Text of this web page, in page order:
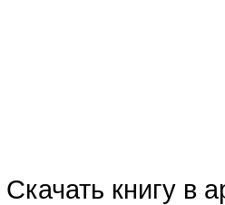
Скачать книгу в